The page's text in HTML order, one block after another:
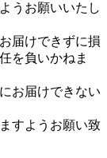
うお願いいたし
届けできずに損
を負いかねま
お届けできない
すようお願い致